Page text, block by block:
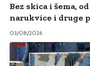
Bez skica i šema,
narukvice i druge
03/08/2026